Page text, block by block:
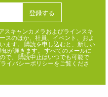
スキャンカメラおよびラインスキ
スのほか、社員、イベント、およ
ます。 購読を申し込むと、新しい
が届きます。 すべてのメールに
で、 購読中止はいつでも可能で
イバシーポリシーをご覧くださ